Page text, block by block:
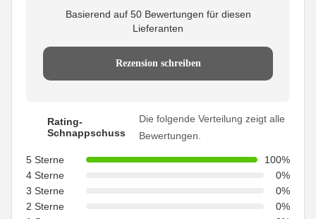
Basierend auf 50 Bewertungen für diesen
Lieferanten
Rezension schreiben
Rating-
Schnappschuss
Die folgende Verteilung zeigt alle
Bewertungen.
5 Sterne
100%
4 Sterne
0%
3 Sterne
0%
2 Sterne
0%